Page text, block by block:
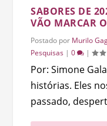
SABORES DE
VÃO MARCAR
Postado por Murilo
Pesquisas |0 |
Por: Simone
histórias. Eles
passado,